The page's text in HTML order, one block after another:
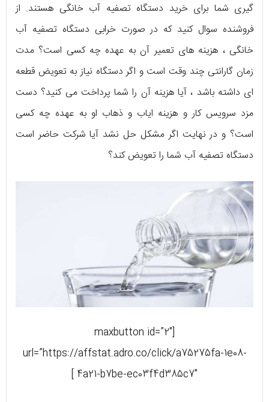
گیری شما برای خرید دستگاه تصفیه آب خانگی هستند. از
فروشنده سوال کنید که در صورت خرابی دستگاه تصفیه آب
خانگی ، هزینه های تعمیر آن به عهده چه کسی است؟ مدت
زمان گارانتی چند وقت است و اگر دستگاه نیاز به تعویض قطعه
ای داشته باشد ، آیا هزینه آن را شما پرداخت می کنید؟ دست
مزد سرویس کار و هزینه ایاب و ذهاب او به عهده چه کسی
است؟ و در نهایت اگر مشکل حل نشد آیا شرکت حاضر است
دستگاه تصفیه آب شما را تعویض کند؟
[maxbutton id=”2″
url=”https://affstat.adro.co/click/a75275fa-1e08-
4a21-b7be-ec03f4d385c7″ ]